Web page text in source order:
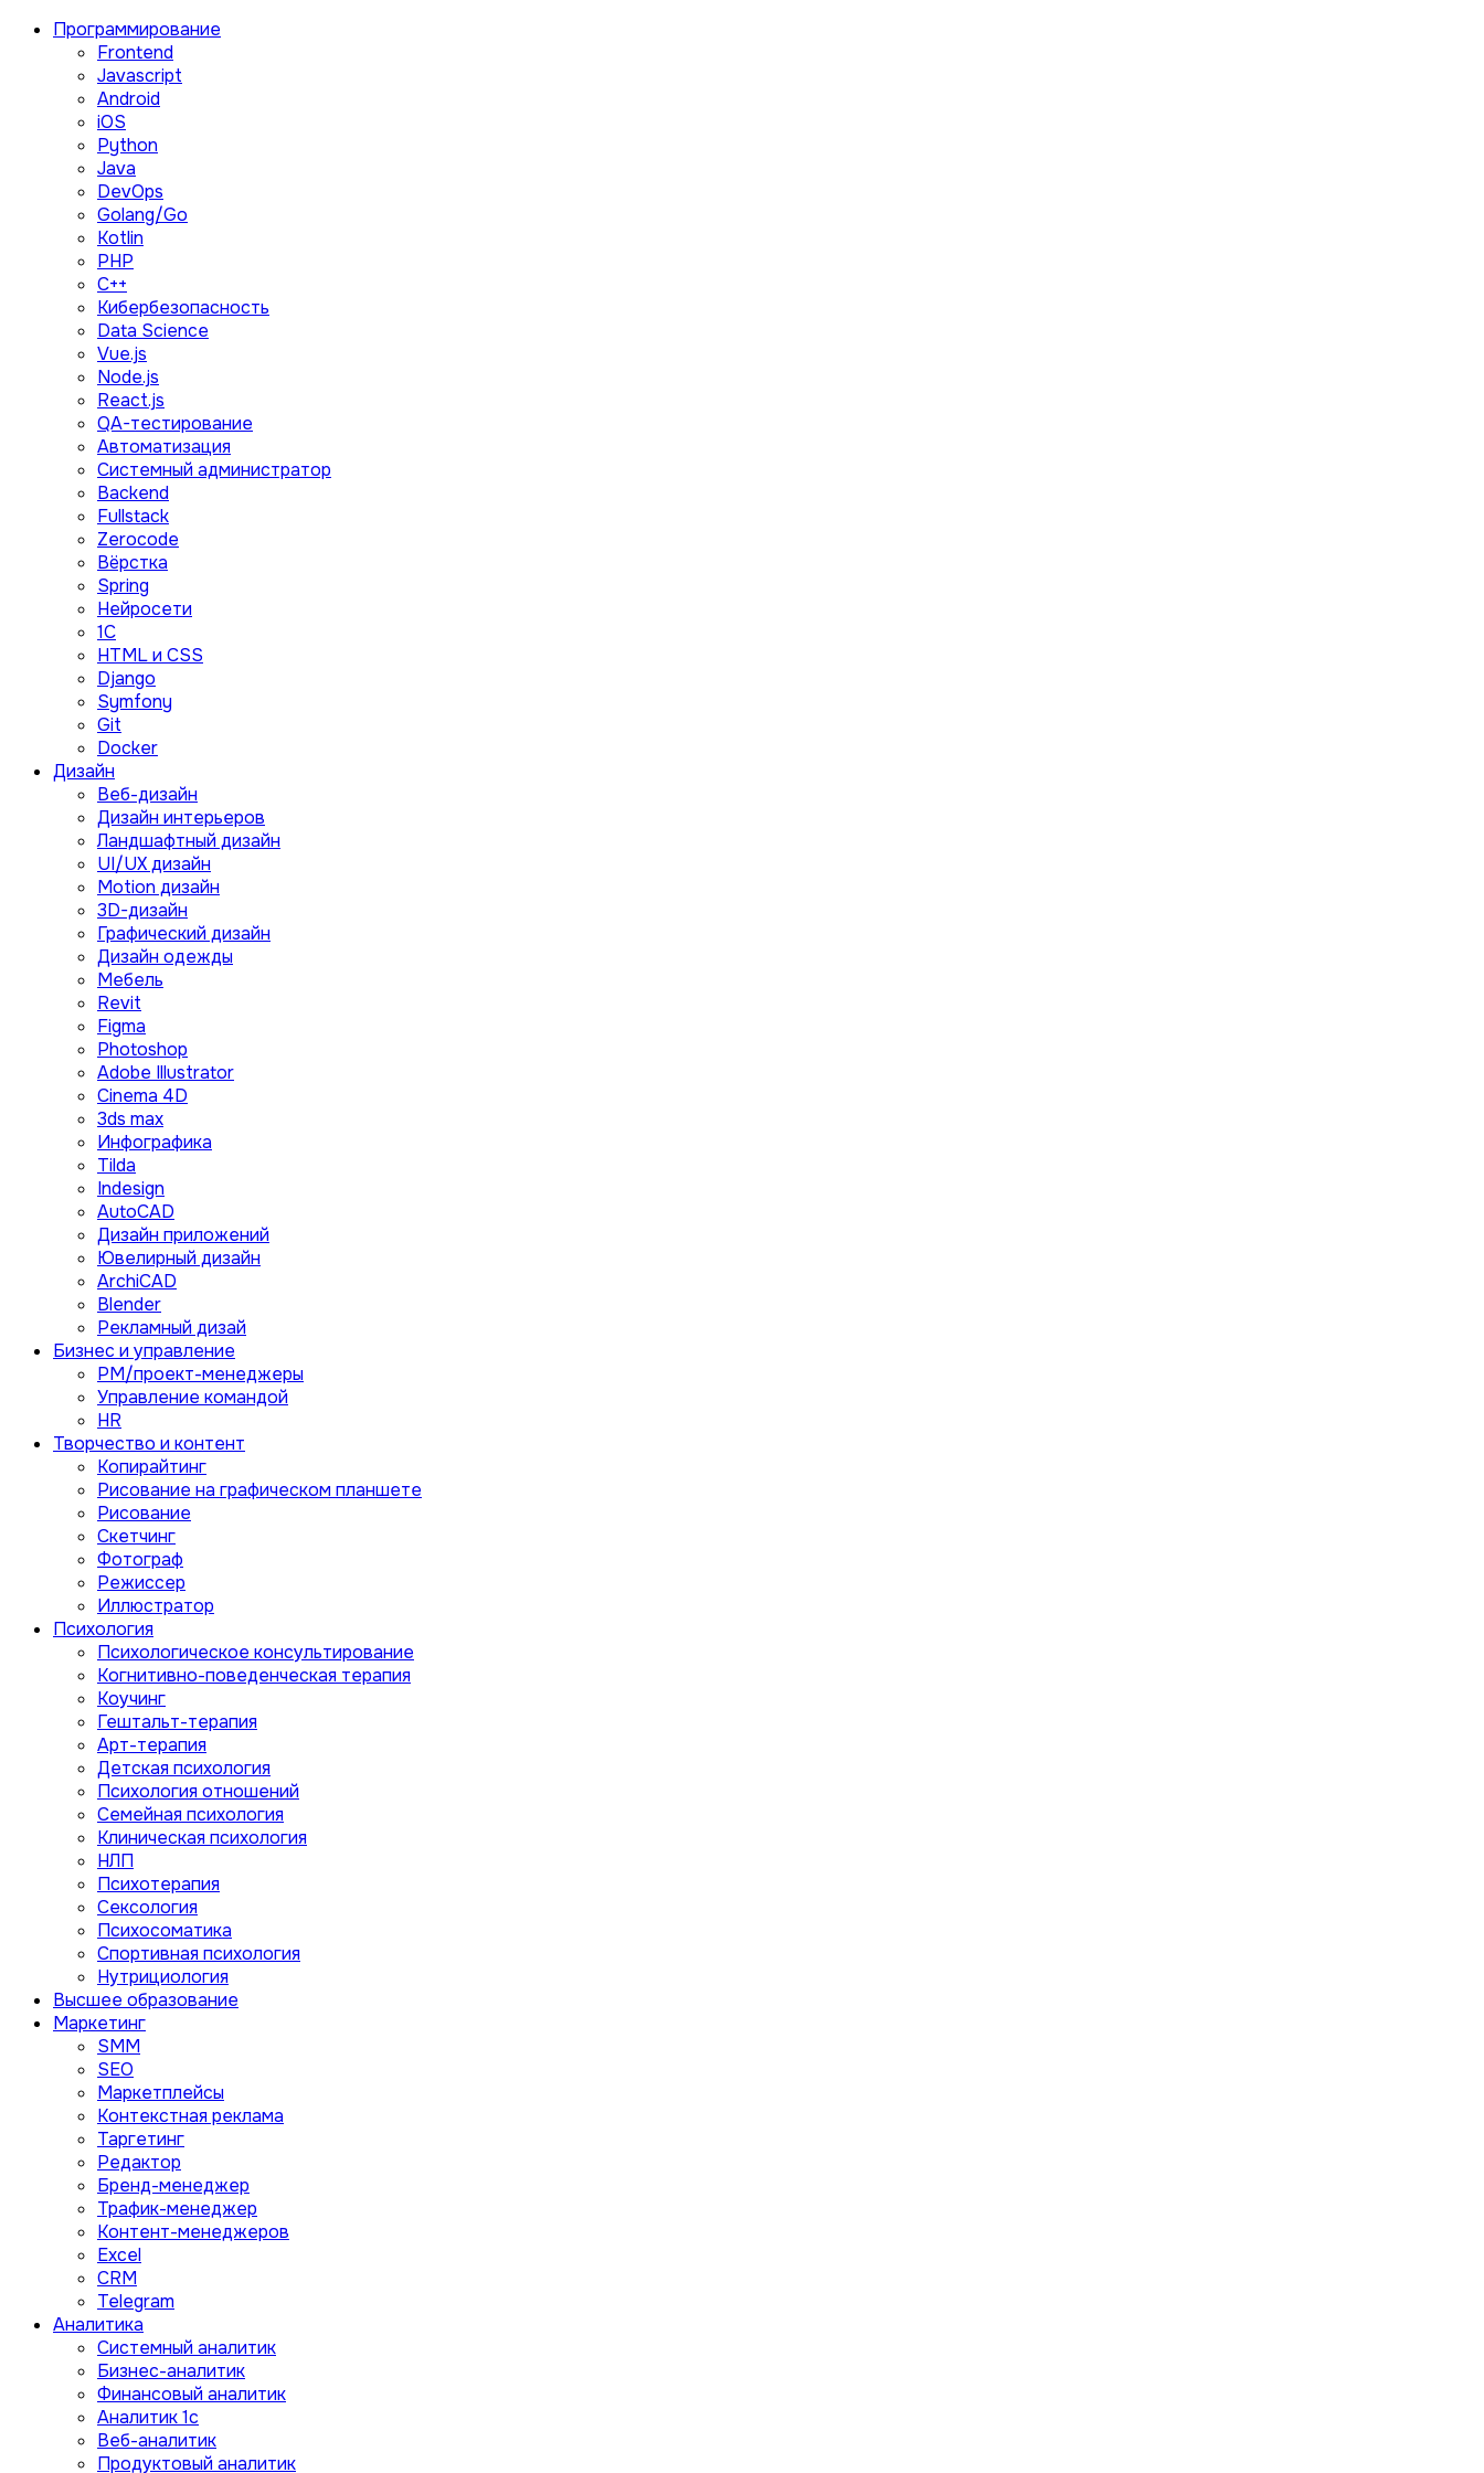
Программирование
Frontend
Javascript
Android
iOS
Python
Java
DevOps
Golang/Go
Kotlin
PHP
C++
Кибербезопасность
Data Science
Vue.js
Node.js
React.js
QA-тестирование
Автоматизация
Системный администратор
Backend
Fullstack
Zerocode
Вёрстка
Spring
Нейросети
1C
HTML и CSS
Django
Symfony
Git
Docker
Дизайн
Веб-дизайн
Дизайн интерьеров
Ландшафтный дизайн
UI/UX дизайн
Motion дизайн
3D-дизайн
Графический дизайн
Дизайн одежды
Мебель
Revit
Figma
Photoshop
Adobe Illustrator
Сinema 4D
3ds max
Инфографика
Tilda
Indesign
AutoCAD
Дизайн приложений
Ювелирный дизайн
ArchiCAD
Blender
Рекламный дизай
Бизнес и управление
PM/проект-менеджеры
Управление командой
HR
Творчество и контент
Копирайтинг
Рисование на графическом планшете
Рисование
Скетчинг
Фотограф
Режиссер
Иллюстратор
Психология
Психологическое консультирование
Когнитивно-поведенческая терапия
Коучинг
Гештальт-терапия
Арт-терапия
Детская психология
Психология отношений
Семейная психология
Клиническая психология
НЛП
Психотерапия
Сексология
Психосоматика
Спортивная психология
Нутрициология
Высшее образование
Маркетинг
SMM
SEO
Маркетплейсы
Контекстная реклама
Таргетинг
Редактор
Бренд-менеджер
Трафик-менеджер
Контент-менеджеров
Excel
CRM
Telegram
Аналитика
Системный аналитик
Бизнес-аналитик
Финансовый аналитик
Aналитик 1с
Веб-аналитик
Продуктовый аналитик